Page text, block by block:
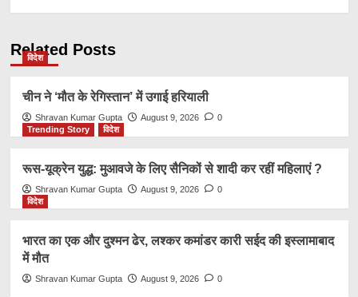
Related Posts
विदेश
चीन ने ‘मौत के रेगिस्तान’ में उगाई हरियाली
Shravan Kumar Gupta August 9, 2026
0
Trending Story
विदेश
रूस-यूक्रेन युद्ध: मुआवजे के लिए सैनिकों से शादी कर रहीं महिलाएं ?
Shravan Kumar Gupta August 9, 2026
0
विदेश
भारत का एक और दुश्मन ढेर, लश्कर कमांडर कारी सईद की इस्लामाबाद
में मौत
Shravan Kumar Gupta August 9, 2026 0